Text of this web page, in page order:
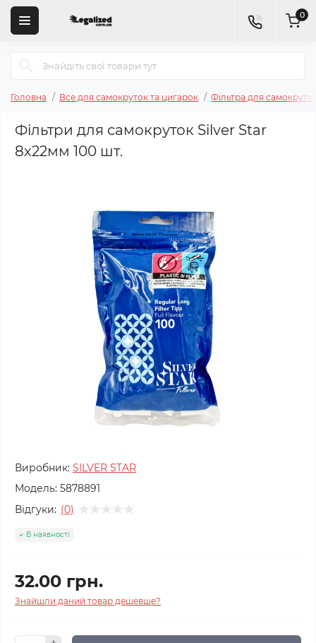
0
Головна Все для самокруток та цигарок Фільтра для
Фільтри для самокруток Silver Star
8х22мм 100 шт.
Виробник: SILVER STAR
Модель: 5878891
Відгуки: (0)
В наявності
32.00 грн.
Знайшли даний товар дешевше?